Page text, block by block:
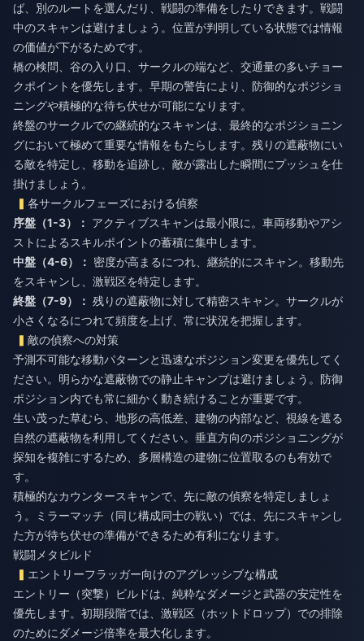
ば、別のルートを選んだり、戦闘の準備をしたりできます。戦闘
中のスキャンは避けましょう。位置が判明している状態では情報
の価値が下がるためです。
橋の検問、谷の入り口、サークルの端など、交通量の多いチョー
クポイントを優先します。早期の警告により、防御的なポジショ
ニングや積極的な待ち伏せが可能になります。
終盤のサークルでの継続的なスキャンは、最終的なポジショニン
グにおいて極めて重要な情報をもたらします。残りの遮蔽物にい
る敵を特定し、移動を追跡し、敵が露出した瞬間にプッシュを仕
掛けましょう。
各サークルフェーズにおける偵察
序盤（1-3）： アクティブスキャンは最小限に。車両移動やアシ
ストによるスキルポイントの蓄積に集中します。
中盤（4-6）： 密度が高まるにつれ、継続的にスキャン。移動先
をスキャンし、激戦区を特定します。
終盤（7-9）： 残りの遮蔽物に対して精密スキャン。サークルが
小さくなるにつれて頻度を上げ、常に状況を把握します。
敵の偵察への対策
予測不可能な移動パターンと迅速なポジション変更を優先してく
ださい。明らかな遮蔽物での静止キャンプは避けましょう。防御
ポジション内でも常に細かく動き続けることが重要です。
生い茂った草むら、地形の高低差、建物の内部など、視線を遮る
自然の遮蔽物を利用してください。垂直方向のポジショニングが
探知を複雑にするため、多層構造の建物に位置取るのも有効で
す。
積極的なカウンタースキャンで、先に敵の偵察を特定しましょ
う。ミラーマッチ（同じ構成同士の戦い）では、先にスキャンし
た方が待ち伏せの準備ができるため有利になります。
戦闘メタビルド
エントリーフラッガー向けのアグレッシブな構成
エントリー（突撃）ビルドは、純粋なダメージと武器の安定性を
優先します。初期段階では、激戦区（ホットドロップ）での排除
のためにダメージ倍率を最大化します。